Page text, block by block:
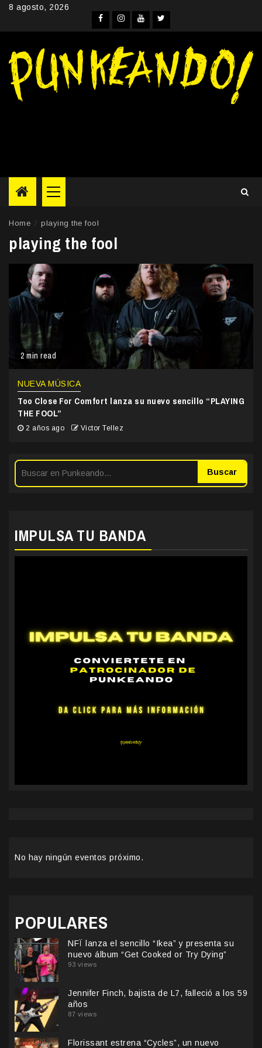
Skip8 agosto, 2026
Facebook
Instagram
YouTube
Twitter
Primary
Menu
Home playing the fool
playing the fool
2 min read
NUEVA MÚSICA
Too Close For Comfort lanza su nuevo sencillo “PLAYING
THE FOOL”
2 años ago Victor Tellez
Buscar
IMPULSA TU BANDA
No hay ningún eventos próximo.
POPULARES
NFÏ lanza el sencillo “Ikea” y presenta su
nuevo álbum “Get Cooked or Try Dying”
93 views
Jennifer Finch, bajista de L7, falleció a los 59
años
87 views
Florissant estrena “Cycles”, un nuevo